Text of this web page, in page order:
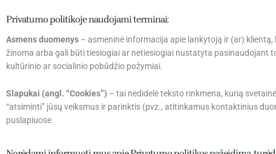
Privatumo politikoje naudojami terminai:
Asmens duomenys – asmeninė informacija apie lankytoją ir (ar)
žinoma arba gali būti tiesiogiai ar netiesiogiai nustatyta pasinaudojant
kultūrinio ar socialinio pobūdžio požymiai.
Slapukai (angl. “Cookies”) – tai nedidelė teksto rinkmena, kurią
“atsiminti” jūsų veiksmus ir parinktis (pvz., atitinkamus kontaktinius
puslapiuose.